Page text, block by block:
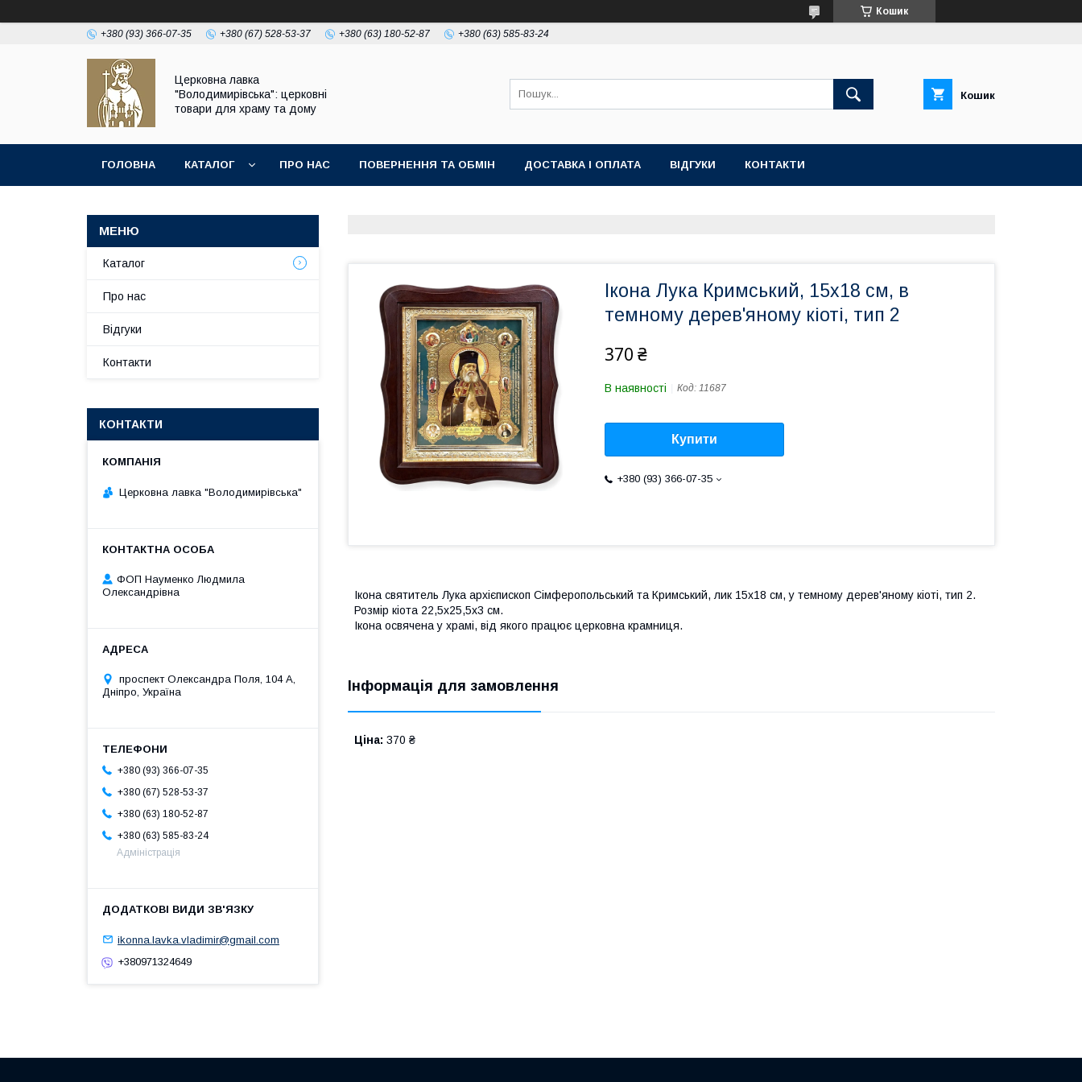
Кошик
+380 (93) 366-07-35 +380 (67) 528-53-37 +380 (63) 180-52-87 +380 (63) 585-83-24
Церковна лавка
"Володимирівська": церковні
товари для храму та дому
Кошик
ГОЛОВНА КАТАЛОГ ПРО НАС ПОВЕРНЕННЯ ТА ОБМІН ДОСТАВКА І ОПЛАТА ВІДГУКИ КОНТАКТИ
Ікона Лука Кримський, 15х18 см, в
темному дерев'яному кіоті, тип 2
370 ₴
В наявності Код: 11687
Купити
+380 (93) 366-07-35
Ікона святитель Лука архієпископ Сімферопольський та Кримський, лик 15х18 см, у темному дерев'яному кіоті, тип 2.
Розмір кіота 22,5х25,5х3 см.
Ікона освячена у храмі, від якого працює церковна крамниця.
Інформація для замовлення
Ціна: 370 ₴
Каталог
Про нас
Відгуки
Контакти
КОНТАКТИ
Церковна лавка "Володимирівська"
ФОП Науменко Людмила
Олександрівна
проспект Олександра Поля, 104 А,
Дніпро, Україна
+380 (93) 366-07-35
+380 (67) 528-53-37
+380 (63) 180-52-87
+380 (63) 585-83-24
Адміністрація
ikonna.lavka.vladimir@gmail.com
+380971324649